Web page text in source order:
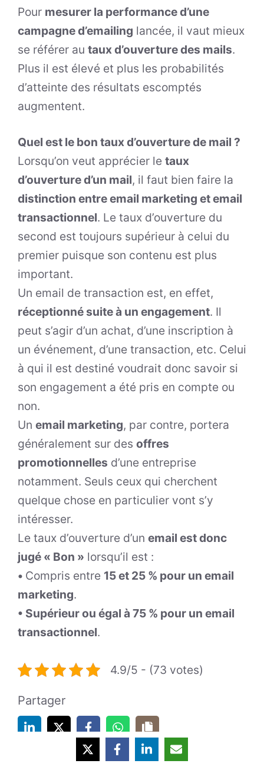
Pour mesurer la performance d’une
campagne d’emailing lancée, il vaut mieux
se référer au taux d’ouverture des mails.
Plus il est élevé et plus les probabilités
d’atteinte des résultats escomptés
augmentent.
Quel est le bon taux d’ouverture de mail ?
Lorsqu’on veut apprécier le taux
d’ouverture d’un mail, il faut bien faire la
distinction entre email marketing et email
transactionnel. Le taux d’ouverture du
second est toujours supérieur à celui du
premier puisque son contenu est plus
important.
Un email de transaction est, en effet,
réceptionné suite à un engagement. Il
peut s’agir d’un achat, d’une inscription à
un événement, d’une transaction, etc. Celui
à qui il est destiné voudrait donc savoir si
son engagement a été pris en compte ou
non.
Un email marketing, par contre, portera
généralement sur des offres
promotionnelles d’une entreprise
notamment. Seuls ceux qui cherchent
quelque chose en particulier vont s’y
intéresser.
Le taux d’ouverture d’un email est donc
jugé « Bon » lorsqu’il est :
• Compris entre 15 et 25 % pour un email
marketing.
• Supérieur ou égal à 75 % pour un email
transactionnel.
4.9/5 - (73 votes)
Partager